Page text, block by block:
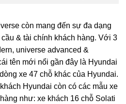
còn mang đến sự đa dạng
& tài chính khách hàng. Với 3
universe advanced &
tên mới nổi gần đây là Hyundai
xe 47 chỗ khác của Hyundai.
Hyundai còn có các mẫu xe
như: xe khách 16 chỗ Solati